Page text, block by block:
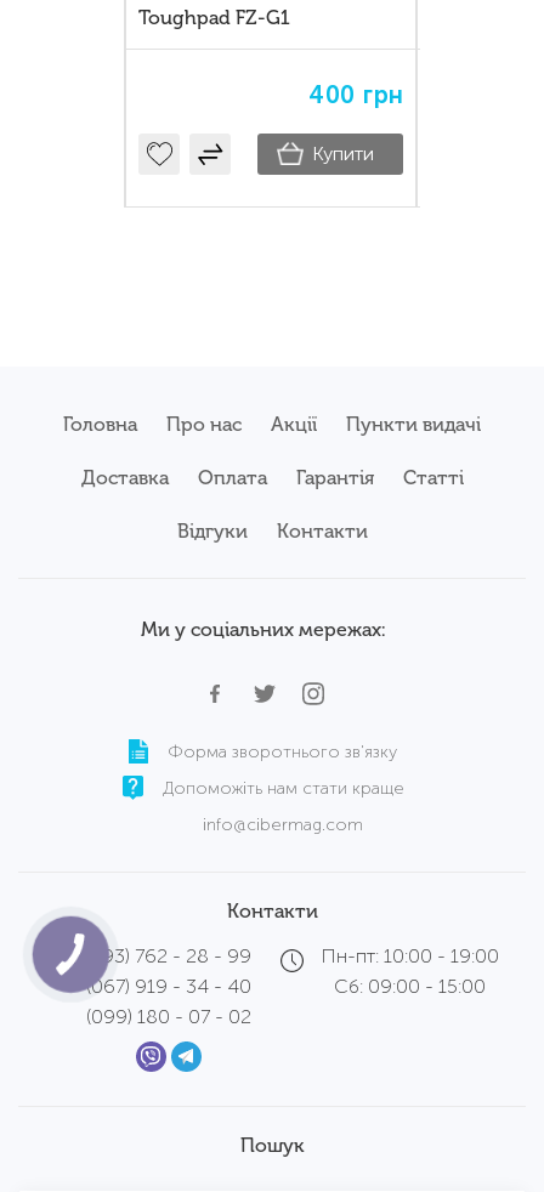
Toughpad FZ-G1
400 грн
Купити
Головна Про нас Акції Пункти видачі
Доставка Оплата Гарантія Статті
Відгуки Контакти
Ми у соціальних мережах:
Форма зворотнього зв'язку
Допоможіть нам стати краще
info@cibermag.com
Контакти
(093) 762 - 28 - 99
(067) 919 - 34 - 40
(099) 180 - 07 - 02
Пн-пт: 10:00 - 19:00
Сб: 09:00 - 15:00
Пошук